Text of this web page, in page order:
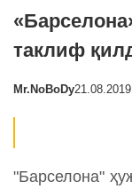
таклиф
Mr.NoBoDy
"Барселона"